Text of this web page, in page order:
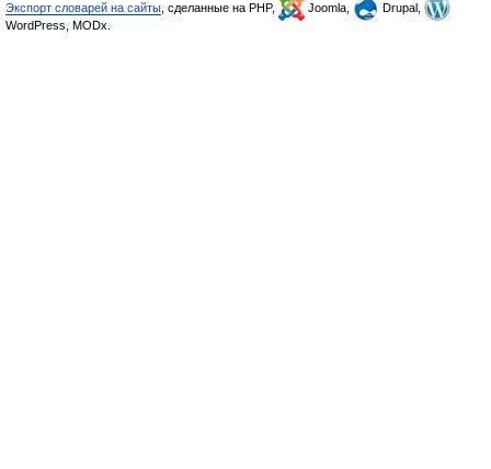
Экспорт словарей на сайты , сделанные на PHP, Joomla,
Drupal,
WordPress, MODx.